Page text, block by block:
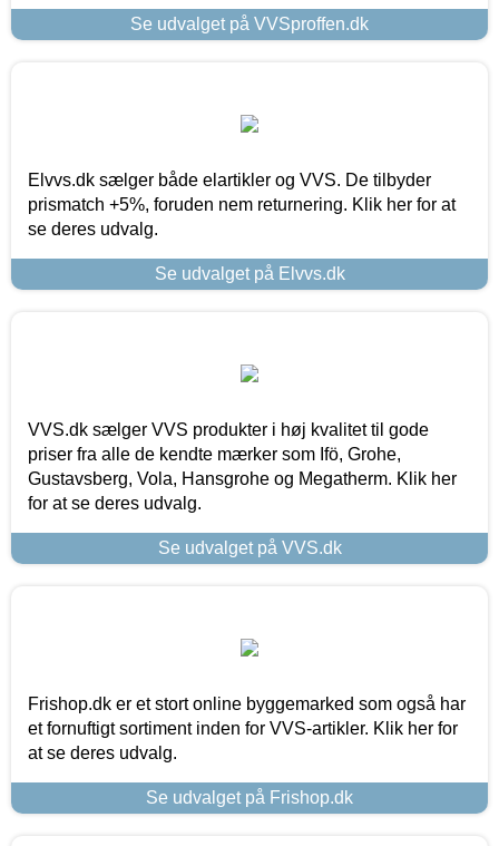
Se udvalget på VVSproffen.dk
Elvvs.dk sælger både elartikler og VVS. De tilbyder
prismatch +5%, foruden nem returnering. Klik her for at
se deres udvalg.
Se udvalget på Elvvs.dk
VVS.dk sælger VVS produkter i høj kvalitet til gode
priser fra alle de kendte mærker som Ifö, Grohe,
Gustavsberg, Vola, Hansgrohe og Megatherm. Klik her
for at se deres udvalg.
Se udvalget på VVS.dk
Frishop.dk er et stort online byggemarked som også har
et fornuftigt sortiment inden for VVS-artikler. Klik her for
at se deres udvalg.
Se udvalget på Frishop.dk